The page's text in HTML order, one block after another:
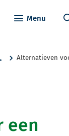
Menu
Alternatieven
een